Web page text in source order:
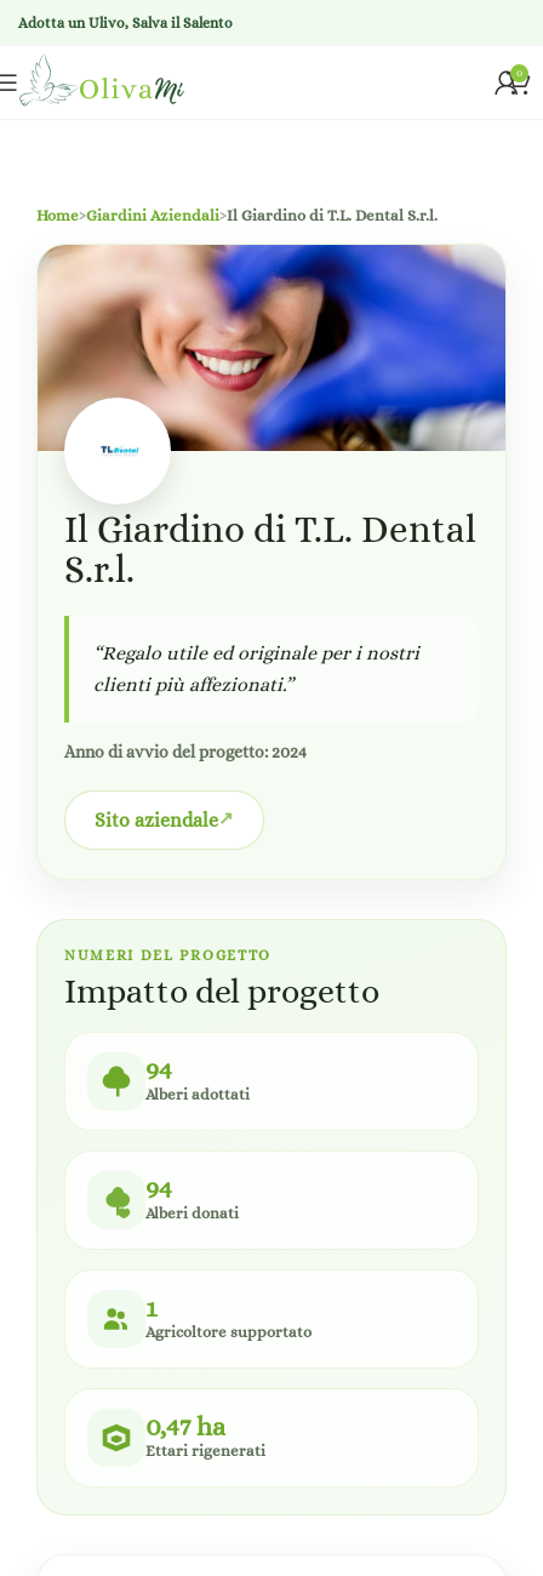
Adotta un Ulivo, Salva il Salento
0
Home›Giardini Aziendali›Il Giardino di T.L. Dental S.r.l.
Il Giardino di T.L. Dental
S.r.l.
“Regalo utile ed originale per i nostri
clienti più affezionati.”
Anno di avvio del progetto: 2024
Sito aziendale
NUMERI DEL PROGETTO
Impatto del progetto
94
Alberi adottati
94
Alberi donati
1
Agricoltore supportato
0,47 ha
Ettari rigenerati